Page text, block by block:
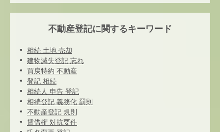
不動産登記に関するキーワード
相続 土地 売却
建物滅失登記 忘れ
買戻特約 不動産
登記 相続
相続人 申告 登記
相続登記 義務化 罰則
不動産登記 規則
賃借権 対抗要件